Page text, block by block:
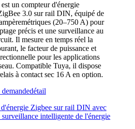
un compteur d'énergie
3.0 sur rail DIN, équipé de
(20–750 A) pour
précis et une surveillance au
Il mesure en temps réel la
le facteur de puissance et
pour les applications
Compatible Tuya, il dispose
à contact sec 16 A en option.
détail